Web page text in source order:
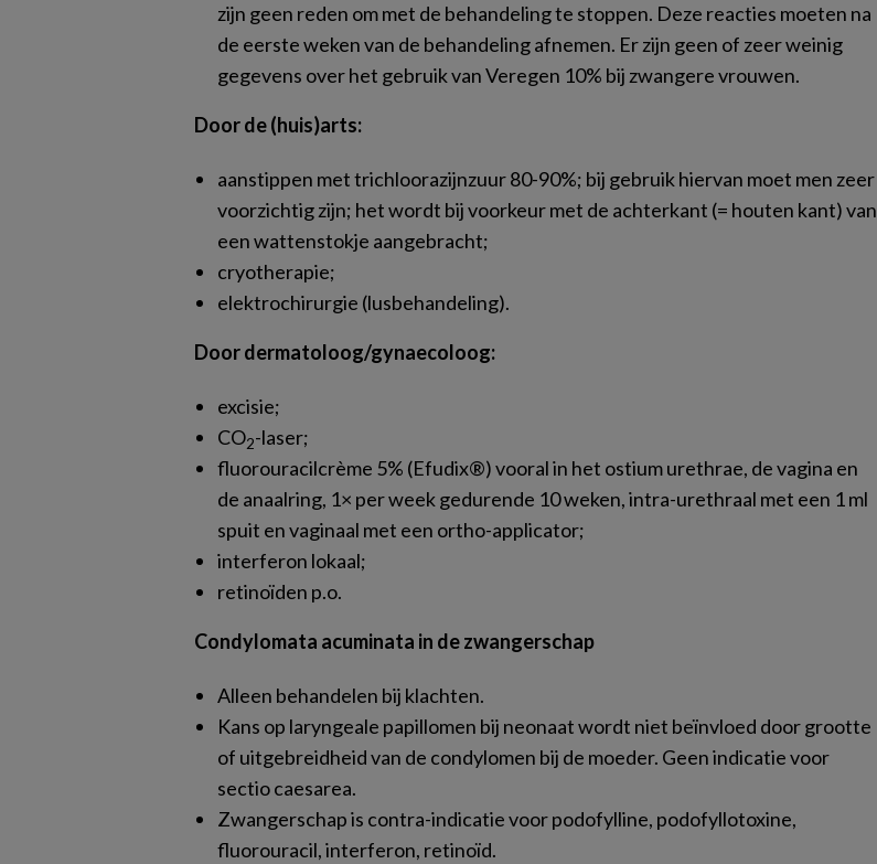
zijn geen reden om met de behandeling te stoppen. Deze reacties moeten na
de eerste weken van de behandeling afnemen. Er zijn geen of zeer weinig
gegevens over het gebruik van Veregen 10% bij zwangere vrouwen.
Door de (huis)arts:
aanstippen met trichloorazijnzuur 80-90%; bij gebruik hiervan moet men zeer
voorzichtig zijn; het wordt bij voorkeur met de achterkant (= houten kant) van
een wattenstokje aangebracht;
cryotherapie;
elektrochirurgie (lusbehandeling).
Door dermatoloog/gynaecoloog:
excisie;
CO2-laser;
fluorouracilcrème 5% (Efudix®) vooral in het ostium urethrae, de vagina en
de anaalring, 1× per week gedurende 10 weken, intra-urethraal met een 1 ml
spuit en vaginaal met een ortho-applicator;
interferon lokaal;
retinoïden p.o.
Condylomata acuminata in de zwangerschap
Alleen behandelen bij klachten.
Kans op laryngeale papillomen bij neonaat wordt niet beïnvloed door grootte
of uitgebreidheid van de condylomen bij de moeder. Geen indicatie voor
sectio caesarea.
Zwangerschap is contra-indicatie voor podofylline, podofyllotoxine,
fluorouracil, interferon, retinoïd.